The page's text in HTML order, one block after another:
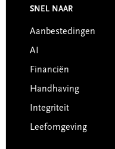
Footer
SNEL NAAR
Aanbestedingen
AI
Financiën
Handhaving
Integriteit
Leefomgeving